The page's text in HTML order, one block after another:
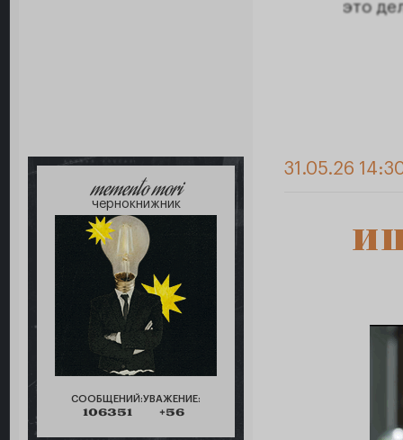
это
memento mori
чернокнижник
СООБЩЕНИЙ:
106351
УВАЖЕНИЕ:
+56
31.05.26